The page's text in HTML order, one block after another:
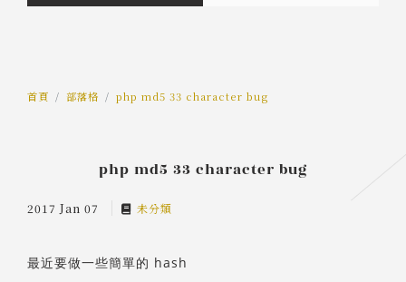
我的作品
首頁 部落格 php md5 33 character bug
php md5 33 character bug
2017 Jan 07 未分類
最近要做一些簡單的 hash